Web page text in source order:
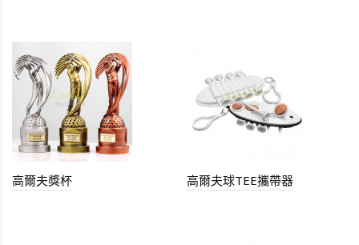
高爾夫獎杯 高爾夫球TEE攜帶器